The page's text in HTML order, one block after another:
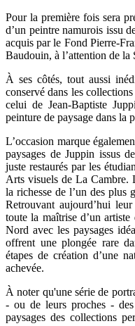
Pour la première fois sera
d’un peintre namurois issu
acquis par le Fond Pierre-
Baudouin, à l’attention de la
À ses côtés, tout aussi
conservé dans les
celui de Jean-Baptiste
peinture de paysage dans la
L’occasion marque
paysages de Juppin issus
juste restaurés par les
Arts visuels de La Cambre.
la richesse de l’un des plus
Retrouvant aujourd’hui
toute la maîtrise d’un
Nord avec les paysages
offrent une plongée rare
étapes de création d’une
achevée.
À noter qu'une série de
- ou de leurs proches -
paysages des collections